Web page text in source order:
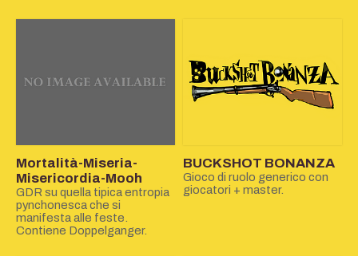
Mortalità-Miseria-
Misericordia-Mooh
GDR su quella tipica entropia
pynchonesca che si
manifesta alle feste.
Contiene Doppelganger.
BUCKSHOT BONANZA
Gioco di ruolo generico con
giocatori + master.